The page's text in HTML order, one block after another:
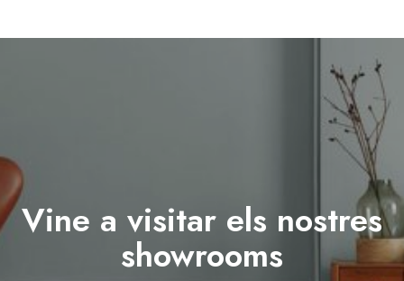
Vine a visitar els nostres
showrooms